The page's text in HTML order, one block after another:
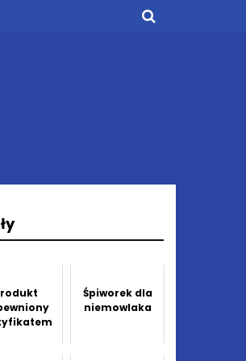
Śpiworek dla
niemowlaka